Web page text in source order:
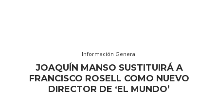
Información General
JOAQUÍN MANSO SUSTITUIRÁ A
FRANCISCO ROSELL COMO NUEVO
DIRECTOR DE ‘EL MUNDO’